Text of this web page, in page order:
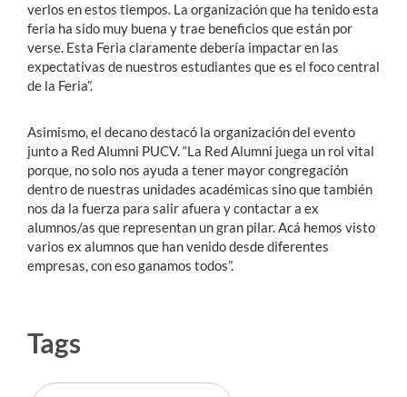
verlos en estos tiempos. La organización que ha tenido esta
feria ha sido muy buena y trae beneficios que están por
verse. Esta Feria claramente debería impactar en las
expectativas de nuestros estudiantes que es el foco central
de la Feria”.
Asimismo, el decano destacó la organización del evento
junto a Red Alumni PUCV. “La Red Alumni juega un rol vital
porque, no solo nos ayuda a tener mayor congregación
dentro de nuestras unidades académicas sino que también
nos da la fuerza para salir afuera y contactar a ex
alumnos/as que representan un gran pilar. Acá hemos visto
varios ex alumnos que han venido desde diferentes
empresas, con eso ganamos todos”.
Tags